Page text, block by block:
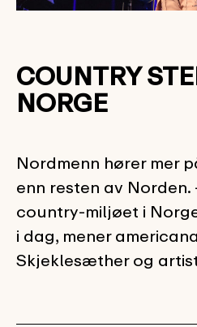
COUNTRY
NORGE
Nordmenn hører mer
enn resten av Norden.
country-miljøet i
i dag, mener
Skjeklesæther og